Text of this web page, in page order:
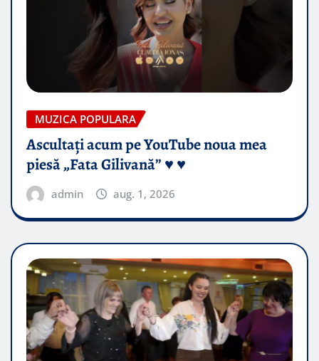
MUZICA POPULARA
Ascultați acum pe YouTube noua mea
piesă „Fata Gilivană” ♥️ ♥️
admin aug. 1, 2026